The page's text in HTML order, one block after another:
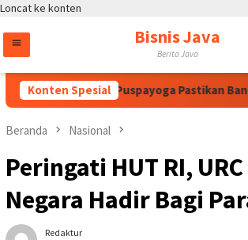
Loncat ke konten
Bisnis Java
Berita Java
Konten Spesial
Bintang Puspayoga Pastikan Bang Jali
Beranda Nasional
Peringati HUT RI,
Negara Hadir Bagi
Redaktur